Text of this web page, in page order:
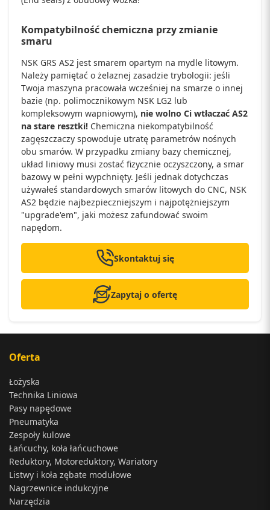
Kompatybilność chemiczna przy zmianie
smaru
NSK GRS AS2 jest smarem opartym na mydle litowym.
Należy pamiętać o żelaznej zasadzie trybologii: jeśli
Twoja maszyna pracowała wcześniej na smarze o innej
bazie (np. polimocznikowym NSK LG2 lub
kompleksowym wapniowym), nie wolno Ci wtłaczać AS2
na stare resztki! Chemiczna niekompatybilność
zagęszczaczy spowoduje utratę parametrów nośnych
obu smarów. W przypadku zmiany bazy chemicznej,
układ liniowy musi zostać fizycznie oczyszczony, a smar
bazowy w pełni wypchnięty. Jeśli jednak dotychczas
używałeś standardowych smarów litowych do CNC, NSK
AS2 będzie najbezpieczniejszym i najpotężniejszym
"upgrade'em", jaki możesz zafundować swoim
napędom.
Skontaktuj się
Zapytaj o ofertę
Oferta
Łożyska
Technika Liniowa
Pasy napędowe
Pneumatyka
Zespoły kulowe
Łańcuchy, koła łańcuchowe
Reduktory, Motoreduktory, Wariatory
Listwy i koła zębate modułowe
Nagrzewnice indukcyjne
Narzędzia